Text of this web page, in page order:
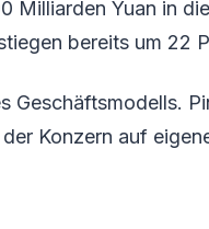
Milliarden Yuan in
bereits um 22
Geschäftsmodells.
Konzern auf